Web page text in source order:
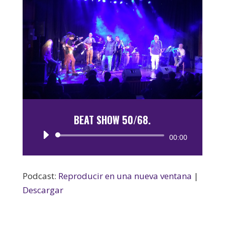
BEAT SHOW 50/68.
Reproductor
00:00
Podcast: Reproducir en una nueva ventana |
Descargar